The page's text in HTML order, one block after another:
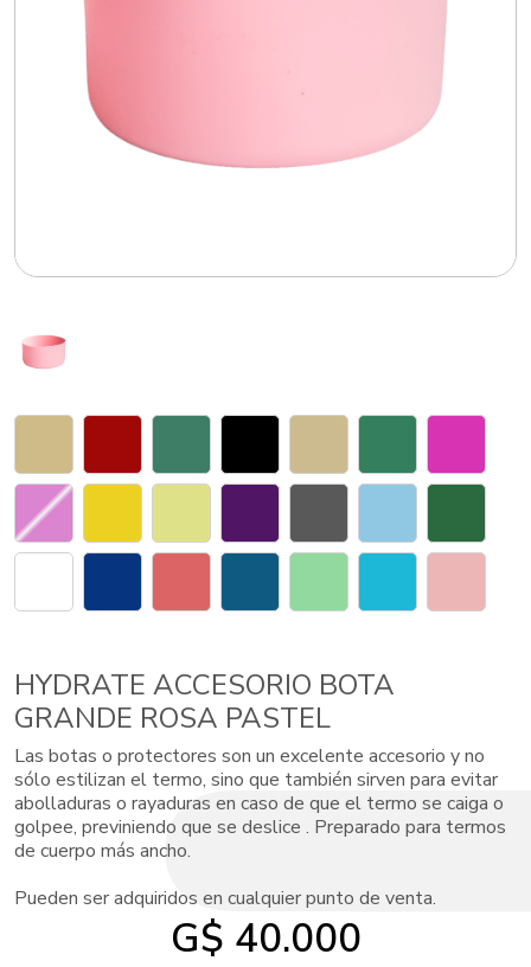
HYDRATE ACCESORIO BOTA
GRANDE ROSA PASTEL
Las botas o protectores son un excelente accesorio y no
sólo estilizan el termo, sino que también sirven para evitar
abolladuras o rayaduras en caso de que el termo se caiga o
golpee, previniendo que se deslice . Preparado para termos
de cuerpo más ancho.
Pueden ser adquiridos en cualquier punto de venta.
G$ 40.000